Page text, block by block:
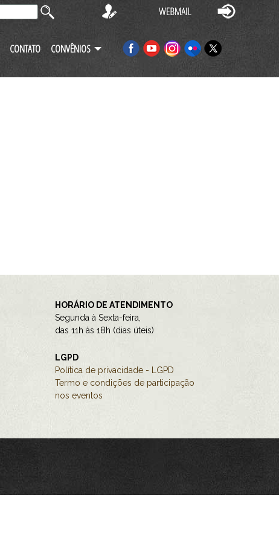
CONTATO CONVÊNIOS
HORÁRIO DE ATENDIMENTO
Segunda à Sexta-feira,
das 11h às 18h (dias úteis)
LGPD
Política de privacidade - LGPD
Termo e condições de participação
nos eventos